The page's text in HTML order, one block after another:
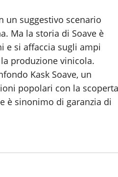
un suggestivo scenario
Ma la storia di Soave è
e si affaccia sugli ampi
produzione vinicola.
Kask Soave, un
popolari con la scoperta
è sinonimo di garanzia di